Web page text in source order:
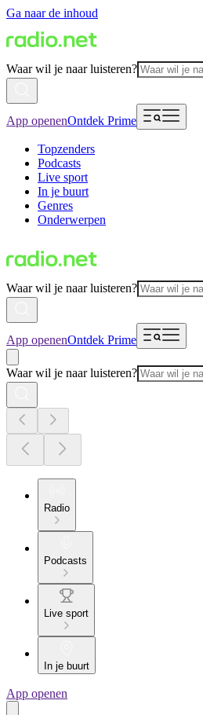
Ga naar de inhoud
Waar wil je naar luisteren?
App openenOntdek Prime
Topzenders
Podcasts
Live sport
In je buurt
Genres
Onderwerpen
Waar wil je naar luisteren?
App openenOntdek Prime
Waar wil je naar luisteren?
Radio
Podcasts
Live sport
In je buurt
App openen